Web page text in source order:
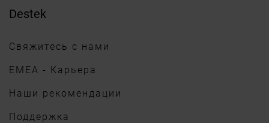
Destek
Свяжитесь с нами
EMEA - Карьера
Наши рекомендации
Поддержка